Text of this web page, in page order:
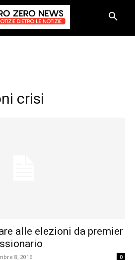
crisi
alle elezioni da premier
8, 2016 0